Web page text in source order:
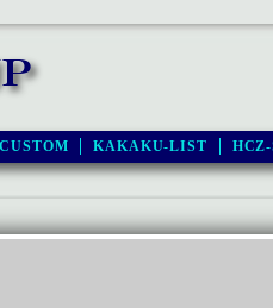
CUSTOM KAKAKU-LIST HCZ-